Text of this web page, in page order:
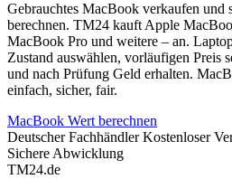
Gebrauchtes MacBook verkaufen und
berechnen. TM24 kauft Apple
MacBook Pro und weitere – an.
Zustand auswählen, vorläufigen Preis
und nach Prüfung Geld erhalten.
einfach, sicher, fair.
MacBook Wert berechnen
Deutscher Fachhändler Kostenloser
Sichere Abwicklung
TM24.de